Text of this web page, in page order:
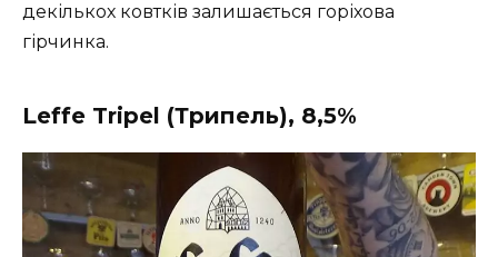
декількох ковтків залишається горіхова
гірчинка.
Leffe Tripel (Трипель), 8,5%